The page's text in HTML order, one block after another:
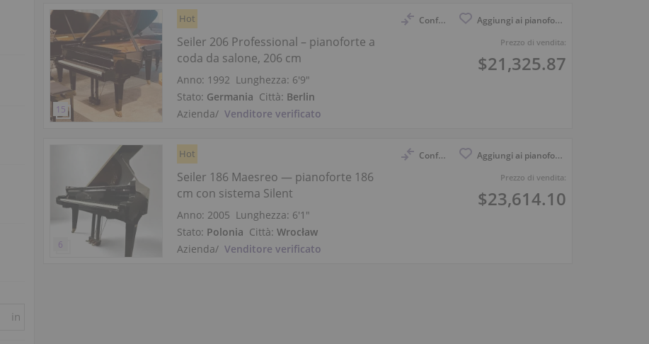
in
Confronto Aggiungi ai pianoforti osservati
Prezzo di vendita:
$21,325.87
Hot
Seiler 206 Professional – pianoforte a
coda da salone, 206 cm
Anno: 1992 Lunghezza: 6′9″
Stato: Germania Città: Berlin
Azienda/ Venditore verificato
Confronto Aggiungi ai pianoforti osservati
Prezzo di vendita:
$23,614.10
Hot
Seiler 186 Maesreo — pianoforte 186
cm con sistema Silent
Anno: 2005 Lunghezza: 6′1″
Stato: Polonia Città:Wrocław
Azienda/ Venditore verificato